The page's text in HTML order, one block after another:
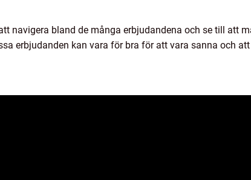
navigera bland de många erbjudandena och se till att
erbjudanden kan vara för bra för att vara sanna och